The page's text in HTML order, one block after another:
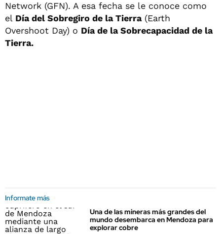
Network (GFN). A esa fecha se le conoce como
el Día del Sobregiro de la Tierra(Earth
Overshoot Day) o Día de la Sobrecapacidad de la
Tierra.
Informate más
Una de las mineras más grandes del
mundo desembarca en Mendoza para
explorar cobre